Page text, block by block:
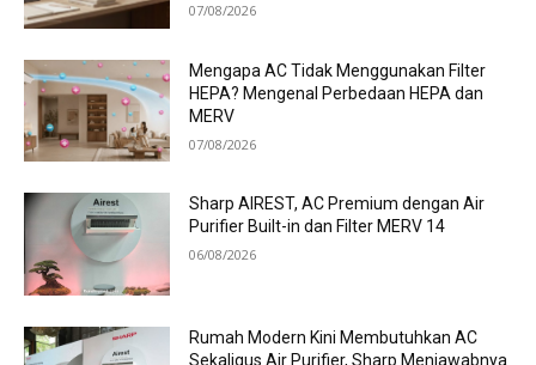
07/08/2026
Mengapa AC Tidak Menggunakan Filter
HEPA? Mengenal Perbedaan HEPA dan
MERV
07/08/2026
Sharp AIREST, AC Premium dengan Air
Purifier Built-in dan Filter MERV 14
06/08/2026
Rumah Modern Kini Membutuhkan AC
Sekaligus Air Purifier, Sharp Menjawabnya